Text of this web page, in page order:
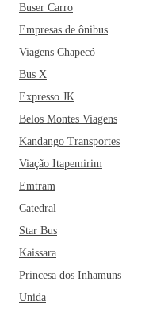
Buser Carro
Empresas de ônibus
Viagens Chapecó
Bus X
Expresso JK
Belos Montes Viagens
Kandango Transportes
Viação Itapemirim
Emtram
Catedral
Star Bus
Kaissara
Princesa dos Inhamuns
Unida